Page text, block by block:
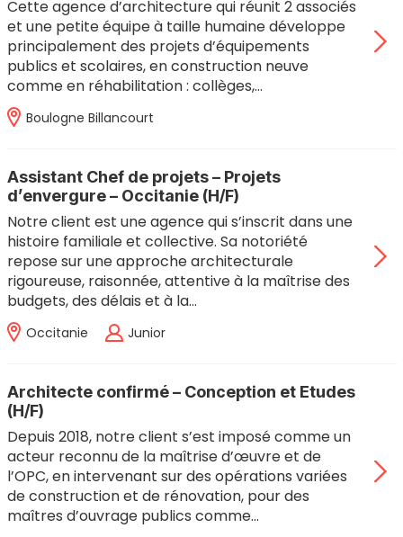
Cette agence d’architecture qui réunit 2 associés
et une petite équipe à taille humaine développe
principalement des projets d’équipements
publics et scolaires, en construction neuve
comme en réhabilitation : collèges,…
Boulogne Billancourt
Assistant Chef de projets – Projets
d’envergure – Occitanie (H/F)
Notre client est une agence qui s’inscrit dans une
histoire familiale et collective. Sa notoriété
repose sur une approche architecturale
rigoureuse, raisonnée, attentive à la maîtrise des
budgets, des délais et à la…
Occitanie Junior
Architecte confirmé – Conception et Etudes
(H/F)
Depuis 2018, notre client s’est imposé comme un
acteur reconnu de la maîtrise d’œuvre et de
l’OPC, en intervenant sur des opérations variées
de construction et de rénovation, pour des
maîtres d’ouvrage publics comme…